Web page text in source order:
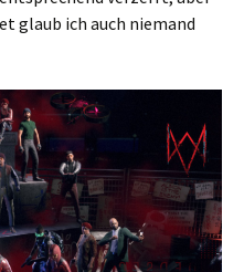
glaub ich auch niemand